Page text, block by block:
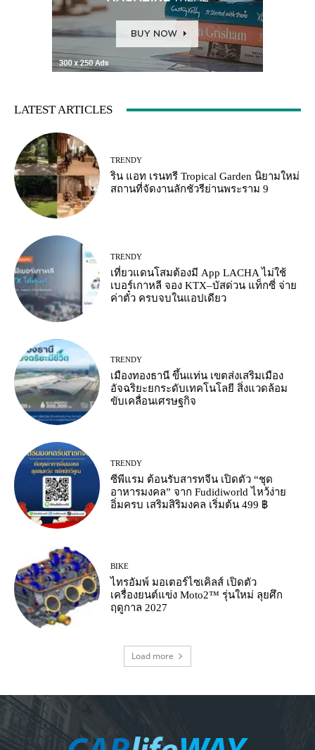
LATEST ARTICLES
TRENDY
ริน แอท เรนทรี Tropical Garden นิยามใหม่
สถานที่จัดงานลักชัวรีย่านพระราม 9
TRENDY
เที่ยวแดนโสมต้องมี App LACHA ไม่ใช้
เบอร์เกาหลี จอง KTX–บัสด่วน แท็กซี่ จ่าย
ค่าตั๋ว ครบจบในแอปเดียว
TRENDY
เมืองทองธานี ขึ้นแท่น เขตส่งเสริมเมือง
อัจฉริยะยกระดับเทคโนโลยี สิ่งแวดล้อม
ขับเคลื่อนเศรษฐกิจ
TRENDY
ซีพีแรม ต้อนรับสารทจีน เปิดตัว “ชุด
อาหารมงคล” จาก Fudidiworld ไหว้ง่าย
อิ่มครบ เสริมสิริมงคล เริ่มต้น 499 ฿
BIKE
ไทรอัมพ์ มอเตอร์ไซเคิลส์ เปิดตัว
เครื่องยนต์แข่ง Moto2™ รุ่นใหม่ ลุยศึก
ฤดูกาล 2027
Load more